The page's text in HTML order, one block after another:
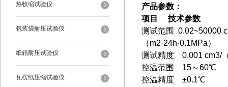
热收缩试验仪
包装袋耐压试验仪
纸箱耐压试验仪
瓦楞纸压缩试验仪
产品参数：
项目 技术参数
测试范围 0.02~50000
（m2·24h·0.1MPa）
测试精度 0.001 cm3/
控温范围 15～60℃
控温精度 ±0.1℃